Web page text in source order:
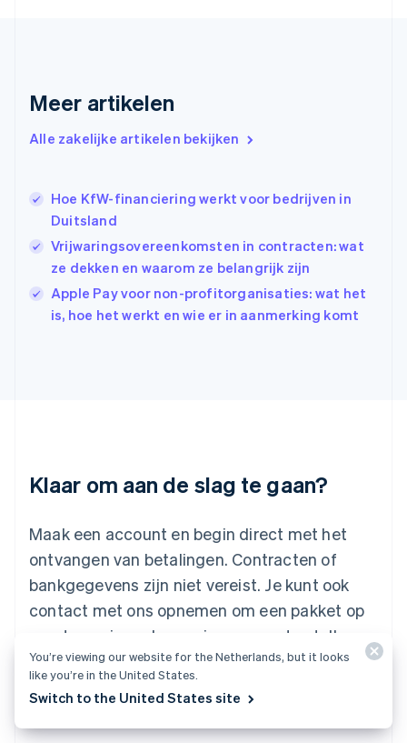
Meer artikelen
Alle zakelijke artikelen bekijken
Hoe KfW-financiering werkt voor bedrijven in
Duitsland
Vrijwaringsovereenkomsten in contracten: wat
ze dekken en waarom ze belangrijk zijn
Apple Pay voor non-profitorganisaties: wat het
is, hoe het werkt en wie er in aanmerking komt
Klaar om aan de slag te gaan?
Maak een account en begin direct met het
ontvangen van betalingen. Contracten of
bankgegevens zijn niet vereist. Je kunt ook
contact met ons opnemen om een pakket op
maat voor je onderneming samen te stellen.
Start nu Neem contact op
Hongarije
Hongkong SAR, China
English
English
Italië
ItalianoEnglish
日本語English
Kroatië
FrançaisDeutschEnglish
English
Malta
English
Mexico
Nederland
Nederlands English
Nieuw-Zeeland
English
Noorwegen
Oostenrijk
You’re viewing our website for the Netherlands, but it looks
like you’re in the United States.
Switch to the United States site